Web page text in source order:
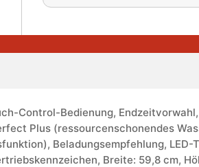
Control-Bedienung,
Plus (ressourcenschonendes
Beladungsempfehlung,
Breite: 59,8 cm,